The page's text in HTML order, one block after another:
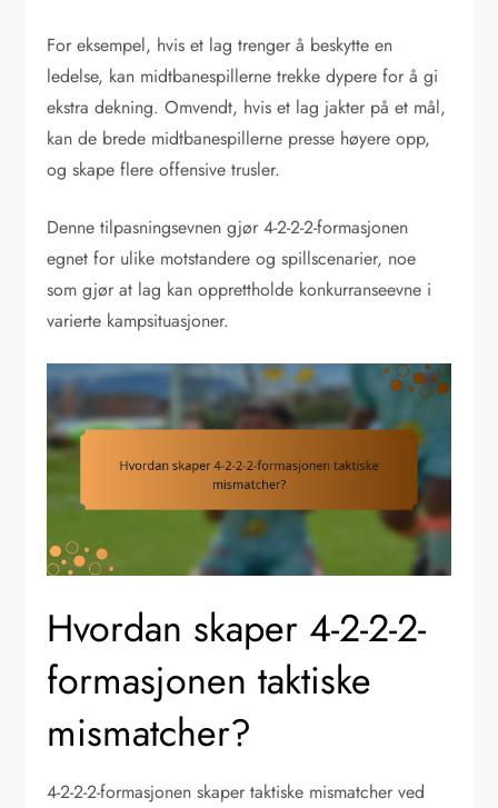
For eksempel, hvis et lag trenger å beskytte en
ledelse, kan midtbanespillerne trekke dypere for å gi
ekstra dekning. Omvendt, hvis et lag jakter på et mål,
kan de brede midtbanespillerne presse høyere opp,
og skape flere offensive trusler.
Denne tilpasningsevnen gjør 4-2-2-2-formasjonen
egnet for ulike motstandere og spillscenarier, noe
som gjør at lag kan opprettholde konkurranseevne i
varierte kampsituasjoner.
Hvordan skaper 4-2-2-2-
formasjonen taktiske
mismatcher?
4-2-2-2-formasjonen skaper taktiske mismatcher ved